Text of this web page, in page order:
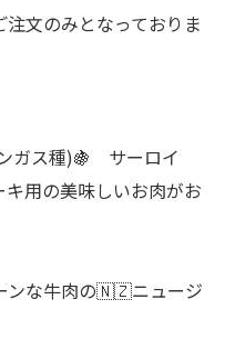
文のみとなっておりま
ガス種)🍇 サーロイ
用の美味しいお肉がお
ンな牛肉の🇳🇿ニュージ